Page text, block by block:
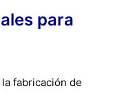
para
fabricación de